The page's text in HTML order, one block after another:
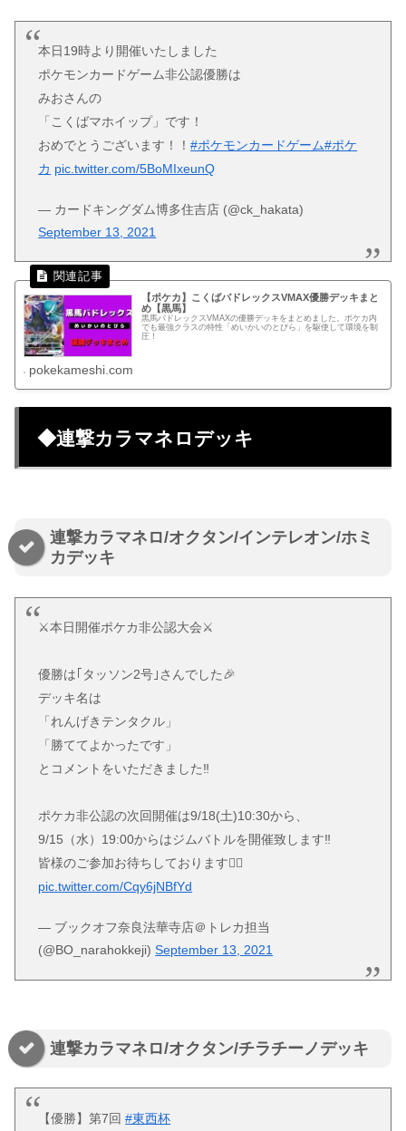
本日19時より開催いたしました
ポケモンカードゲーム非公認優勝は
みおさんの
「こくばマホイップ」です！
おめでとうございます！！#ポケモンカードゲーム#ポケ
カ pic.twitter.com/5BoMIxeunQ
— カードキングダム博多住吉店 (@ck_hakata)
September 13, 2021
【ポケカ】こくばバドレックスVMAX優勝デッキまと
め【黒馬】
黒馬バドレックスVMAXの優勝デッキをまとめました。ポケカ内
でも最強クラスの特性「めいかいのとびら」を駆使して環境を制
圧！
pokekameshi.com
◆連撃カラマネロデッキ
連撃カラマネロ/オクタン/インテレオン/ホミ
カデッキ
⚔️本日開催ポケカ非公認大会⚔️
優勝は｢タッソン2号｣さんでした🎉
デッキ名は
「れんげきテンタクル」
「勝ててよかったです」
とコメントをいただきました‼️
ポケカ非公認の次回開催は9/18(土)10:30から、
9/15（水）19:00からはジムバトルを開催致します‼️
皆様のご参加お待ちしております🙇‍♂️
pic.twitter.com/Cqy6jNBfYd
— ブックオフ奈良法華寺店＠トレカ担当
(@BO_narahokkeji)September 13, 2021
連撃カラマネロ/オクタン/チラチーノデッキ
【優勝】第7回#東西杯